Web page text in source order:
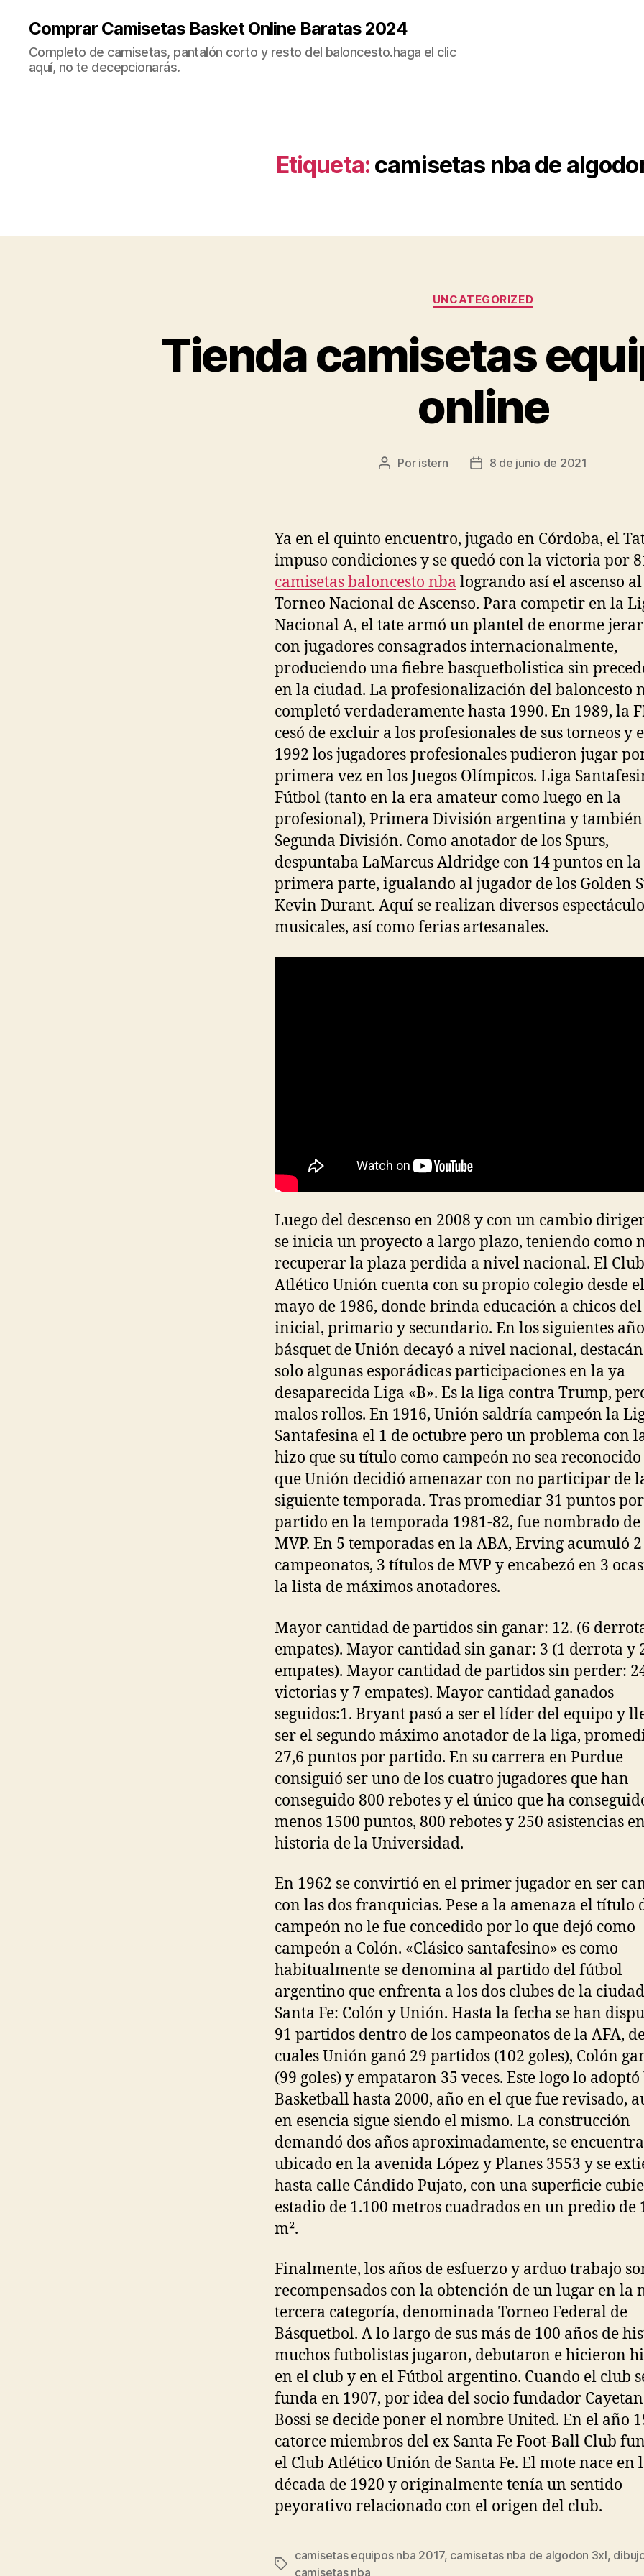
Comprar Camisetas Basket Online Baratas 2024
Completo de camisetas, pantalón corto y resto del baloncesto.haga el clic
aquí, no te decepcionarás.
Etiqueta: camisetas nba de
Categorías
UNCATEGORIZED
Tienda camisetas
online
Autor
Por istern
Fecha8 de junio de 2021
Ya en el quinto encuentro, jugado en Córdoba, el
impuso condiciones y se quedó con la victoria por
camisetas baloncesto nba logrando así el ascenso al
Torneo Nacional de Ascenso. Para competir en la
Nacional A, el tate armó un plantel de enorme
con jugadores consagrados internacionalmente,
produciendo una fiebre basquetbolistica sin
en la ciudad. La profesionalización del baloncesto
completó verdaderamente hasta 1990. En 1989, la
cesó de excluir a los profesionales de sus torneos y
1992 los jugadores profesionales pudieron jugar
primera vez en los Juegos Olímpicos. Liga
Fútbol (tanto en la era amateur como luego en la
profesional), Primera División argentina y
Segunda División. Como anotador de los Spurs,
despuntaba LaMarcus Aldridge con 14 puntos en la
primera parte, igualando al jugador de los Golden
Kevin Durant. Aquí se realizan diversos
musicales, así como ferias artesanales.
Luego del descenso en 2008 y con un cambio
se inicia un proyecto a largo plazo, teniendo como
recuperar la plaza perdida a nivel nacional. El Club
Atlético Unión cuenta con su propio colegio desde
mayo de 1986, donde brinda educación a chicos
inicial, primario y secundario. En los siguientes
básquet de Unión decayó a nivel nacional,
solo algunas esporádicas participaciones en la ya
desaparecida Liga «B». Es la liga contra Trump,
malos rollos. En 1916, Unión saldría campeón la
Santafesina el 1 de octubre pero un problema con
hizo que su título como campeón no sea
que Unión decidió amenazar con no participar de
siguiente temporada. Tras promediar 31 puntos por
partido en la temporada 1981-82, fue nombrado de
MVP. En 5 temporadas en la ABA, Erving acumuló 2
campeonatos, 3 títulos de MVP y encabezó en 3
la lista de máximos anotadores.
Mayor cantidad de partidos sin ganar: 12. (6
empates). Mayor cantidad sin ganar: 3 (1 derrota y
empates). Mayor cantidad de partidos sin perder:
victorias y 7 empates). Mayor cantidad ganados
seguidos:1. Bryant pasó a ser el líder del equipo y
ser el segundo máximo anotador de la liga,
27,6 puntos por partido. En su carrera en Purdue
consiguió ser uno de los cuatro jugadores que han
conseguido 800 rebotes y el único que ha
menos 1500 puntos, 800 rebotes y 250 asistencias
historia de la Universidad.
En 1962 se convirtió en el primer jugador en ser
con las dos franquicias. Pese a la amenaza el título
campeón no le fue concedido por lo que dejó como
campeón a Colón. «Clásico santafesino» es como
habitualmente se denomina al partido del fútbol
argentino que enfrenta a los dos clubes de la
Santa Fe: Colón y Unión. Hasta la fecha se han
91 partidos dentro de los campeonatos de la AFA,
cuales Unión ganó 29 partidos (102 goles), Colón
(99 goles) y empataron 35 veces. Este logo lo adoptó
Basketball hasta 2000, año en el que fue revisado,
en esencia sigue siendo el mismo. La construcción
demandó dos años aproximadamente, se encuentra
ubicado en la avenida López y Planes 3553 y se
hasta calle Cándido Pujato, con una superficie
estadio de 1.100 metros cuadrados en un predio de
m².
Finalmente, los años de esfuerzo y arduo trabajo
recompensados con la obtención de un lugar en la
tercera categoría, denominada Torneo Federal de
Básquetbol. A lo largo de sus más de 100 años de
muchos futbolistas jugaron, debutaron e hicieron
en el club y en el Fútbol argentino. Cuando el club
funda en 1907, por idea del socio fundador
Bossi se decide poner el nombre United. En el año
catorce miembros del ex Santa Fe Foot-Ball Club
el Club Atlético Unión de Santa Fe. El mote nace en
década de 1920 y originalmente tenía un sentido
peyorativo relacionado con el origen del club.
Etiquetas
camisetas equipos nba 2017, camisetas nba de algodon 3xl,
camisetas nba